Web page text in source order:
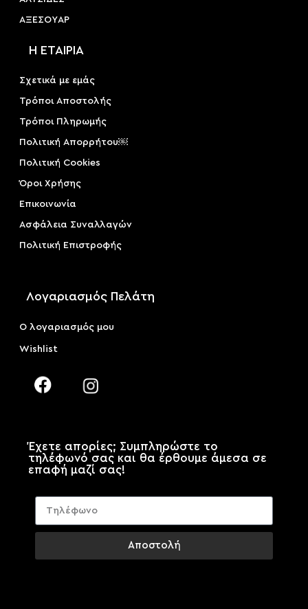
ΑΞΕΣΟΥAΡ
Η ΕΤΑΙΡΙΑ
Σχετικά με εμάς
Τρόποι Αποστολής
Τρόποι Πληρωμής
Πολιτική Απορρήτου￼
Πολιτική Cookies
Όροι Χρήσης
Επικοινωνία
Ασφάλεια Συναλλαγών
Πολιτική Επιστροφής
Λογαριασμός Πελάτη
Ο λογαριασμός μου
Wishlist
Έχετε απορίες; Συμπληρώστε το
τηλέφωνό σας και θα έρθουμε άμεσα σε
επαφή μαζί σας!
Αποστολή